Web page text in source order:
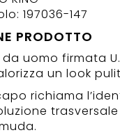
197036-147
PRODOTTO
uomo firmata
un look
richiama